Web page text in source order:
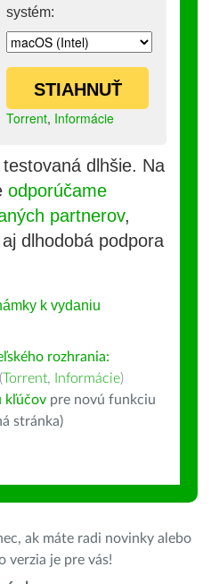
systém:
STIAHNUŤ
Torrent, Informácie
dlhšie. Na
odporúčame
partnerov,
dlhodobá podpora
k vydaniu
rozhrania:
(Torrent, Informácie)
kľúčov pre novú funkciu
stránka)
ak máte radi novinky alebo
verzia je pre vás!